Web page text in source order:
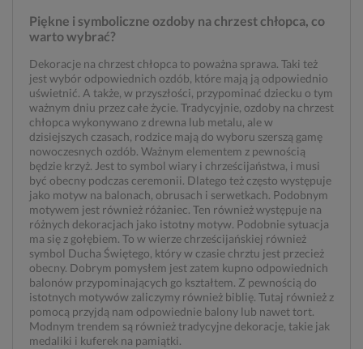
Piękne i symboliczne ozdoby na chrzest chłopca, co
warto wybrać?
Dekoracje na chrzest chłopca to poważna sprawa. Taki też
jest wybór odpowiednich ozdób, które mają ją odpowiednio
uświetnić. A także, w przyszłości, przypominać dziecku o tym
ważnym dniu przez całe życie. Tradycyjnie, ozdoby na chrzest
chłopca wykonywano z drewna lub metalu, ale w
dzisiejszych czasach, rodzice mają do wyboru szerszą gamę
nowoczesnych ozdób. Ważnym elementem z pewnością
będzie krzyż. Jest to symbol wiary i chrześcijaństwa, i musi
być obecny podczas ceremonii. Dlatego też często występuje
jako motyw na balonach, obrusach i serwetkach. Podobnym
motywem jest również różaniec. Ten również występuje na
różnych dekoracjach jako istotny motyw. Podobnie sytuacja
ma się z gołębiem. To w wierze chrześcijańskiej również
symbol Ducha Świętego, który w czasie chrztu jest przecież
obecny. Dobrym pomysłem jest zatem kupno odpowiednich
balonów przypominających go kształtem. Z pewnością do
istotnych motywów zaliczymy również biblię. Tutaj również z
pomocą przyjdą nam odpowiednie balony lub nawet tort.
Modnym trendem są również tradycyjne dekoracje, takie jak
medaliki i kuferek na pamiątki.